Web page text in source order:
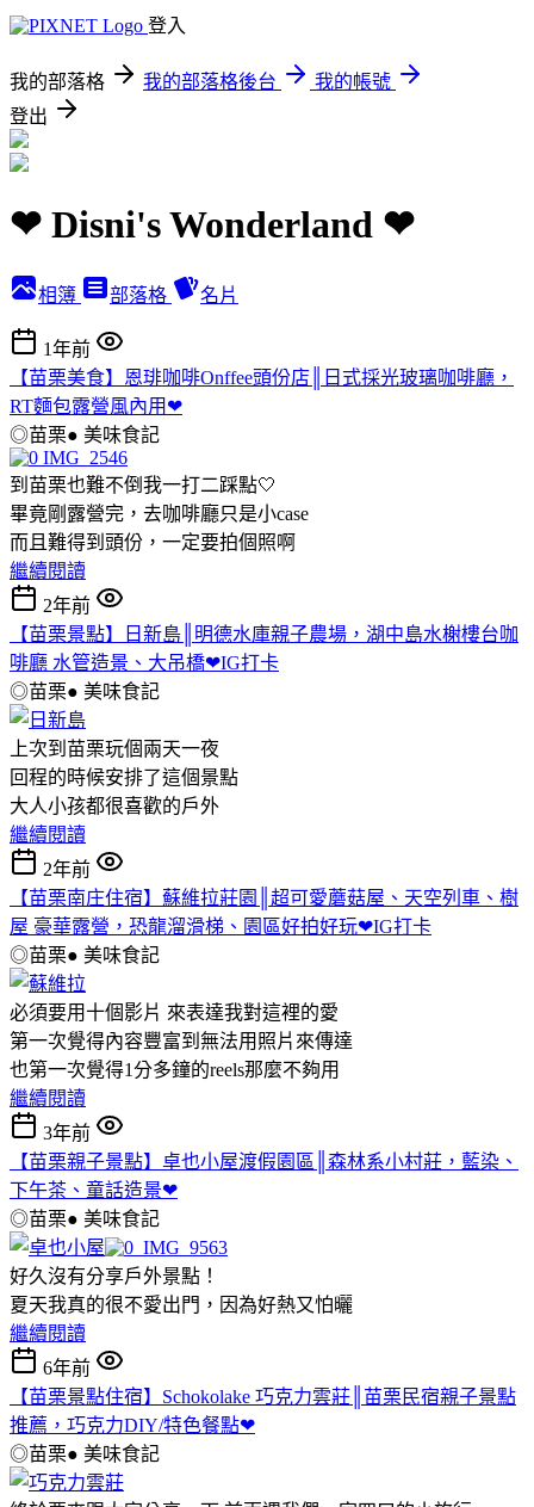
登入
我的部落格 我的部落格後台
我的帳號
登出
❤ Disni's Wonderland ❤
相簿 部落格 名片
1年前
【苗栗美食】恩琲咖啡Onffee頭份店║日式採光玻璃咖啡廳，
RT麵包露營風內用❤
◎苗栗● 美味食記
到苗栗也難不倒我一打二踩點🤍
畢竟剛露營完，去咖啡廳只是小case
而且難得到頭份，一定要拍個照啊
繼續閱讀
2年前
【苗栗景點】日新島║明德水庫親子農場，湖中島水榭樓台咖
啡廳 水管造景、大吊橋❤IG打卡
◎苗栗● 美味食記
上次到苗栗玩個兩天一夜
回程的時候安排了這個景點
大人小孩都很喜歡的戶外
繼續閱讀
2年前
【苗栗南庄住宿】蘇維拉莊園║超可愛蘑菇屋、天空列車、樹
屋 豪華露營，恐龍溜滑梯、園區好拍好玩❤IG打卡
◎苗栗● 美味食記
必須要用十個影片 來表達我對這裡的愛
第一次覺得內容豐富到無法用照片來傳達
也第一次覺得1分多鐘的reels那麼不夠用
繼續閱讀
3年前
【苗栗親子景點】卓也小屋渡假園區║森林系小村莊，藍染、
下午茶、童話造景❤
◎苗栗● 美味食記
好久沒有分享戶外景點！
夏天我真的很不愛出門，因為好熱又怕曬
繼續閱讀
6年前
【苗栗景點住宿】Schokolake 巧克力雲莊║苗栗民宿親子景點
推薦，巧克力DIY/特色餐點❤
◎苗栗● 美味食記